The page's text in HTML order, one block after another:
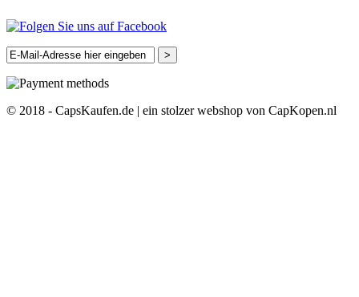
>
© 2018 - CapsKaufen.de | ein stolzer webshop von CapKopen.nl